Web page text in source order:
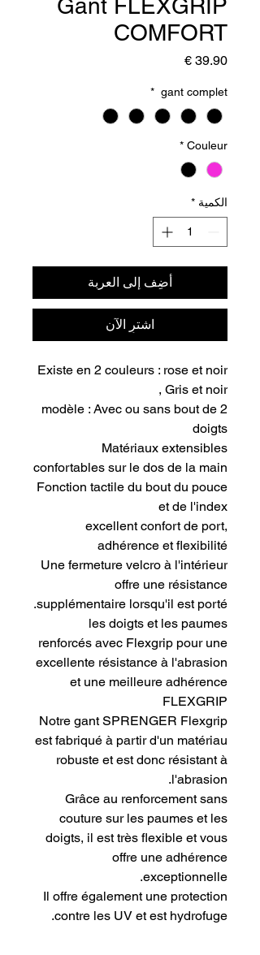
Gant FLEXGRIP
COMFORT
السعر
gant complet
*
Couleur
*
الكمية *
أضِف إلى العربة
اشترِ الآن
Existe en 2 couleurs : rose et noir
, Gris et noir
2 modèle : Avec ou sans bout de
doigts
Matériaux extensibles
confortables sur le dos de la main
Fonction tactile du bout du pouce
et de l'index
excellent confort de port,
adhérence et flexibilité
Une fermeture velcro à l'intérieur
offre une résistance
supplémentaire lorsqu'il est porté.
les doigts et les paumes
renforcés avec Flexgrip pour une
excellente résistance à l'abrasion
et une meilleure adhérence
FLEXGRIP
Notre gant SPRENGER Flexgrip
est fabriqué à partir d'un matériau
robuste et est donc résistant à
l'abrasion.
Grâce au renforcement sans
couture sur les paumes et les
doigts, il est très flexible et vous
offre une adhérence
exceptionnelle.
Il offre également une protection
contre les UV et est hydrofuge.